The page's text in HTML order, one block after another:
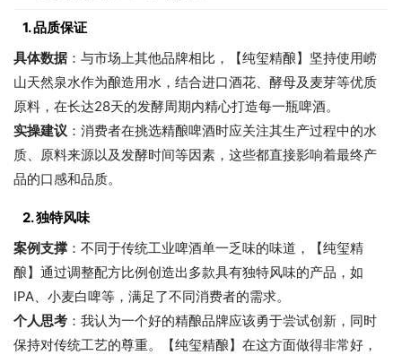
1. 品质保证
具体数据 ：与市场上其他品牌相比，【纯玺精酿】坚持使用崂
山天然泉水作为酿造用水，结合进口酒花、酵母及麦芽等优质
原料，在长达28天的发酵周期内精心打造每一瓶啤酒。
实操建议 ：消费者在挑选精酿啤酒时应关注其生产过程中的水
质、原料来源以及发酵时间等因素，这些都直接影响着最终产
品的口感和品质。
2. 独特风味
案例支撑 ：不同于传统工业啤酒单一乏味的味道，【纯玺精
酿】通过调整配方比例创造出多款具有独特风味的产品，如
IPA、小麦白啤等，满足了不同消费者的需求。
个人思考 ：我认为一个好的精酿品牌应该勇于尝试创新，同时
保持对传统工艺的尊重。【纯玺精酿】在这方面做得非常好，